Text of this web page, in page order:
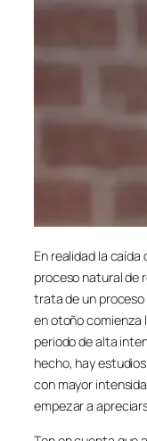
En realidad la
proceso natural de
trata de un proceso
en otoño comienza
periodo de alta
hecho, hay
con mayor
empezar a